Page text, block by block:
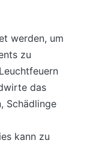
werden, um
zu
das
Schädlinge
kann zu